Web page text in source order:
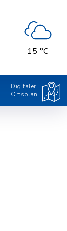
15 °C
Digitaler
Ortsplan